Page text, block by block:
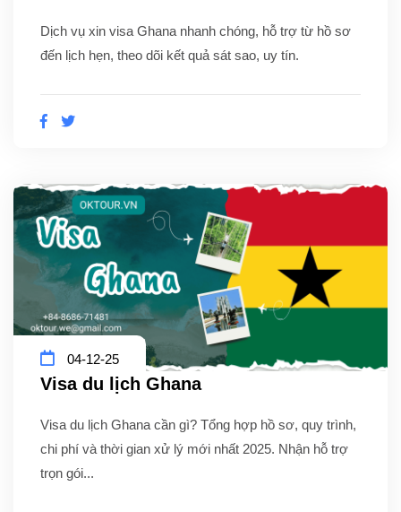
Dịch vụ xin visa Ghana nhanh chóng, hỗ trợ từ hồ sơ
đến lịch hẹn, theo dõi kết quả sát sao, uy tín.
04-12-25
Visa du lịch Ghana
Visa du lịch Ghana cần gì? Tổng hợp hồ sơ, quy trình,
chi phí và thời gian xử lý mới nhất 2025. Nhận hỗ trợ
trọn gói...